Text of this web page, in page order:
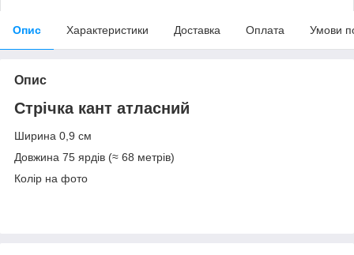
Опис Характеристики Доставка Оплата Умови
Опис
Стрічка кант атласний
Ширина 0,9 см
Довжина 75 ярдів (≈ 68 метрів)
Колір на фото